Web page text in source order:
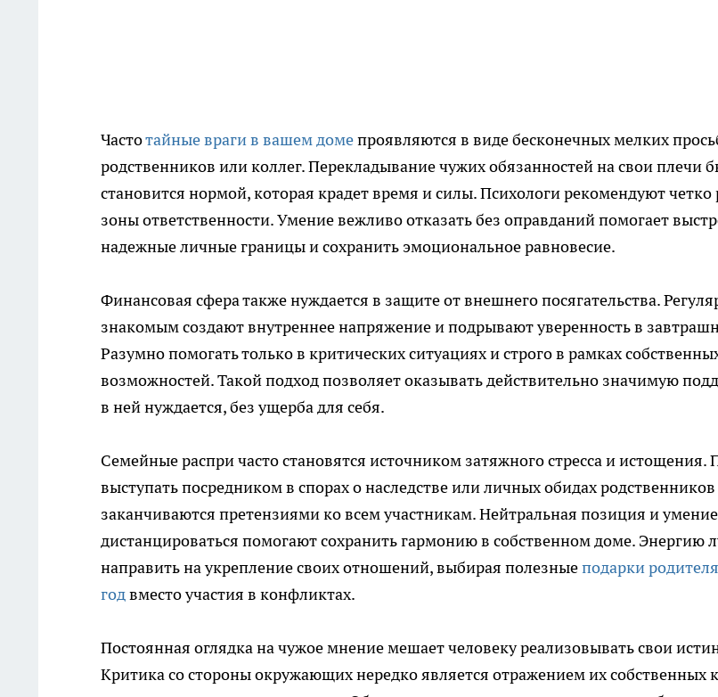
Частотайные враги в вашем домепроявляются в виде бесконечных мелких
родственников или коллег. Перекладывание чужих обязанностей на свои плечи
становится нормой, которая крадет время и силы. Психологи рекомендуют четко
зоны ответственности. Умение вежливо отказать без оправданий помогает
надежные личные границы и сохранить эмоциональное равновесие.
Финансовая сфера также нуждается в защите от внешнего посягательства.
знакомым создают внутреннее напряжение и подрывают уверенность в
Разумно помогать только в критических ситуациях и строго в рамках
возможностей. Такой подход позволяет оказывать действительно значимую
в ней нуждается, без ущерба для себя.
Семейные распри часто становятся источником затяжного стресса и истощения.
выступать посредником в спорах о наследстве или личных обидах
заканчиваются претензиями ко всем участникам. Нейтральная позиция и
дистанцироваться помогают сохранить гармонию в собственном доме. Энергию
направить на укрепление своих отношений, выбирая полезныеподарки
годвместо участия в конфликтах.
Постоянная оглядка на чужое мнение мешает человеку реализовывать свои
Критика со стороны окружающих нередко является отражением их собственных